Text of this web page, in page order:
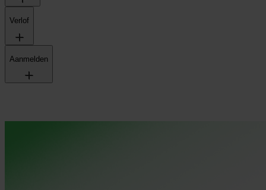
Verlof
Aanmelden